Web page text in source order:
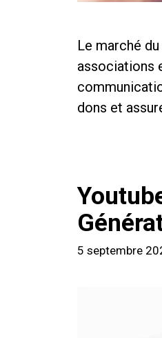
Le marché
associations
dons et
5 septembre